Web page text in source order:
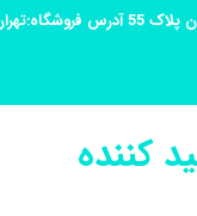
کننده